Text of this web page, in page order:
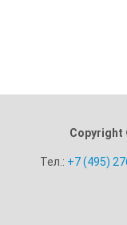
Copyright
Тел.: +7 (495)